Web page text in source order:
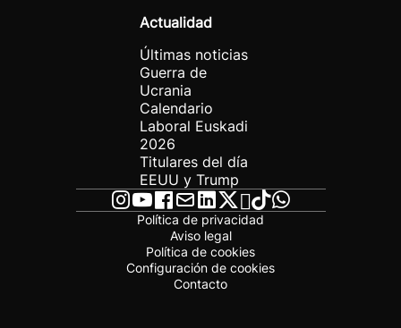
Actualidad
Últimas noticias
Guerra de
Ucrania
Calendario
Laboral Euskadi
2026
Titulares del día
EEUU y Trump
Política de privacidad
Aviso legal
Política de cookies
Configuración de cookies
Contacto